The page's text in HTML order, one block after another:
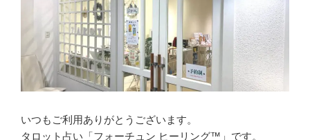
いつもご利用ありがとうございます。
タロット占い「フォーチュン ヒーリング™」です。